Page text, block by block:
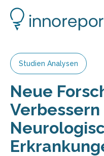
Studien Analysen
Neue
Verbessern